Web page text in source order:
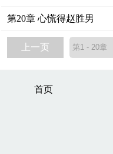
第20章 心慌得赵胜男
上一页
首页